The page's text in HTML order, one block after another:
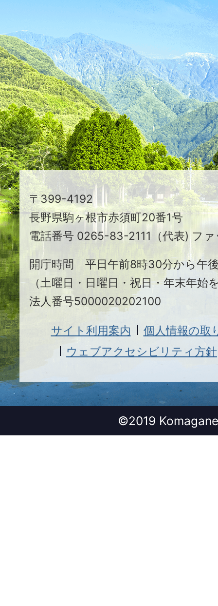
が
た
つ
映
え
る
ま
ち
駒
ヶ
根
市
〒399-4192
長野県駒ヶ根市赤須町20番1号
電話番号 0265-83-2111（代表) フ
開庁時間 平日午前8時30分から午
（土曜日・日曜日・祝日・年末年始
法人番号5000020202100
サイト利用案内
個人情報の取
ウェブアクセシビリティ方針
©2019